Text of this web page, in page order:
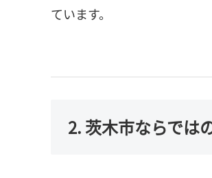
ています。
2. 茨木市ならでは